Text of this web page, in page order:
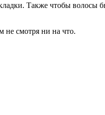
Также чтобы
не смотря ни на что.